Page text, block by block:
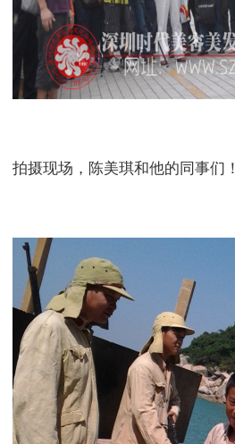
拍摄现场，陈美琪和他的同事们！